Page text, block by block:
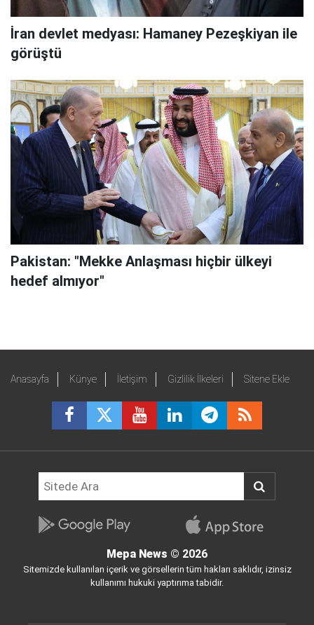
İran devlet medyası: Hamaney Pezeşkiyan ile
görüştü
Pakistan: "Mekke Anlaşması hiçbir ülkeyi
hedef almıyor"
Anasayfa Künye İletişim Gizlilik İlkeleri Sitene Ekle
Mepa News © 2026
Sitemizde kullanılan içerik ve görsellerin tüm hakları saklıdır, izinsiz
kullanımı hukuki yaptırıma tabidir.